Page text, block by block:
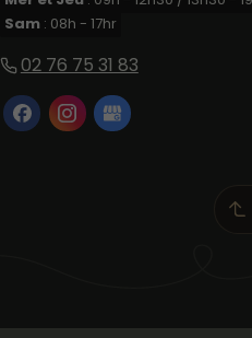
Sam : 08h - 17hr
02 76 75 31 83